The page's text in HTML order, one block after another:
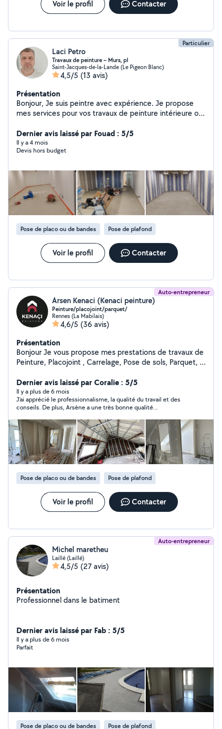
Voir le profil Contacter
Particulier
Laci Petro
Travaux de peinture – Murs, pl
Saint-Jacques-de-la-Lande (Le Pigeon Blanc)
4,5/5 (13 avis)
Présentation
Bonjour, Je suis peintre avec expérience. Je propose
mes services pour vos travaux de peinture intérieure ou
de papier peint Pas d'isolation extérieure Travail propre
et soigné Disponible uniquement en semaine Tarifs
indicatifs : Intérieur : 15 /heure Extérieur : 18 /heure
50 Clôture / barrière : à partir de 50 Paiement à la fin du
travail (espèces, Revolut ou PayPal). Je suis hongrois,
installé en France. Je parle un peu français, merci de
votre compréhension. N'hésitez pas à me contacter
pour vos besoins en peinture !
Dernier avis laissé par Fouad : 5/5
Il y a 4 mois
Devis hors budget
Pose de placo ou de bandes Pose de plafond
Voir le profil Contacter
Auto-entrepreneur
Arsen Kenaci (Kenaci peinture)
Peinture/placojoint/parquet/
Rennes (La Mabilais)
4,6/5 (36 avis)
Présentation
Bonjour Je vous propose mes prestations de travaux de
Peinture, Placojoint , Carrelage, Pose de sols, Parquet, à
Nettoyage et Ravalement de façade, Pose de papier
peint ou Toile de verre / pose de sols de manière
propre et soignée. Travaux à l'attention des particuliers
mais aussi des professionnels. commerces , bureaux ,
collectivités locales Découvrir plus de nous INSTAGRAM
kenacipeinture
Dernier avis laissé par Coralie : 5/5
Il y a plus de 6 mois
J'ai apprécié le professionnalisme, la qualité du travail et des
conseils. De plus, Arsène a une très bonne qualité
rapport qualité prix !
Pose de placo ou de bandes Pose de plafond
Voir le profil Contacter
Auto-entrepreneur
Michel maretheu
Laillé (Laillé)
4,5/5 (27 avis)
Présentation
Professionnel dans le batiment
Dernier avis laissé par Fab : 5/5
Il y a plus de 6 mois
Parfait
Pose de placo ou de bandes Pose de plafond